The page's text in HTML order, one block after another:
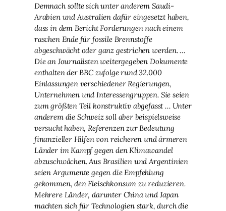
Demnach sollte sich unter anderem Saudi-
Arabien und Australien dafür eingesetzt haben,
dass in dem Bericht Forderungen nach einem
raschen Ende für fossile Brennstoffe
abgeschwächt oder ganz gestrichen werden. …
Die an Journalisten weitergegeben Dokumente
enthalten der BBC zufolge rund 32.000
Einlassungen verschiedener Regierungen,
Unternehmen und Interessengruppen. Sie seien
zum größten Teil konstruktiv abgefasst … Unter
anderem die Schweiz soll aber beispielsweise
versucht haben, Referenzen zur Bedeutung
finanzieller Hilfen von reicheren und ärmeren
Länder im Kampf gegen den Klimawandel
abzuschwächen. Aus Brasilien und Argentinien
seien Argumente gegen die Empfehlung
gekommen, den Fleischkonsum zu reduzieren.
Mehrere Länder, darunter China und Japan
machten sich für Technologien stark, durch die